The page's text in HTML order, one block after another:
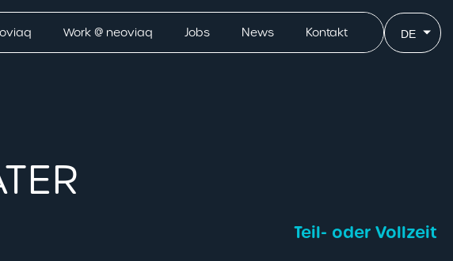
Work @ neoviaq Jobs News Kontakt DE
Teil- oder Vollzeit